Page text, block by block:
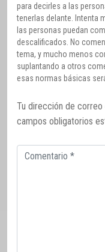
para decirles a las
tenerlas delante. Intenta
las personas puedan
descalificados. No
tema, y mucho menos
suplantando a otros
esas normas básicas
Tu dirección de correo
campos obligatorios
Comentario